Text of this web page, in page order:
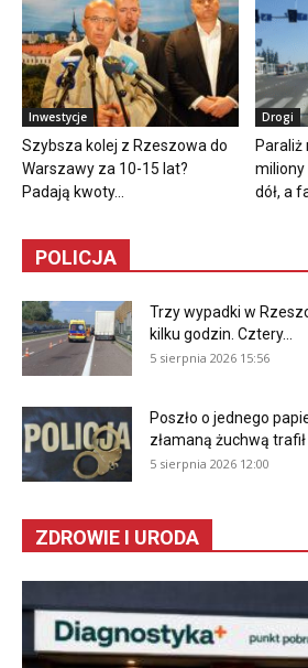
Inwestycje
Szybsza kolej z Rzeszowa do
Warszawy za 10-15 lat?
Padają kwoty...
Drogi
miliony
dół, a
POLICJA
Trzy wypadki w
kilku godzin. Cztery...
5 sierpnia 2026 15:56
Poszło o jednego
złamaną żuchwą
5 sierpnia 2026 12:00
ZDROWIE I URODA